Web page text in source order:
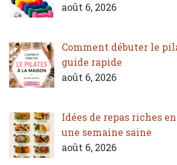
août 6, 2026
Comment débuter le
guide rapide
août 6, 2026
Idées de repas riches
une semaine saine
août 6, 2026